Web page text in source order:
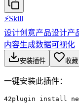
⚡Skill
设计创意产品设计产
内容生成数据可视化
安装插件 收藏
一键安装此插件：
42plugin install